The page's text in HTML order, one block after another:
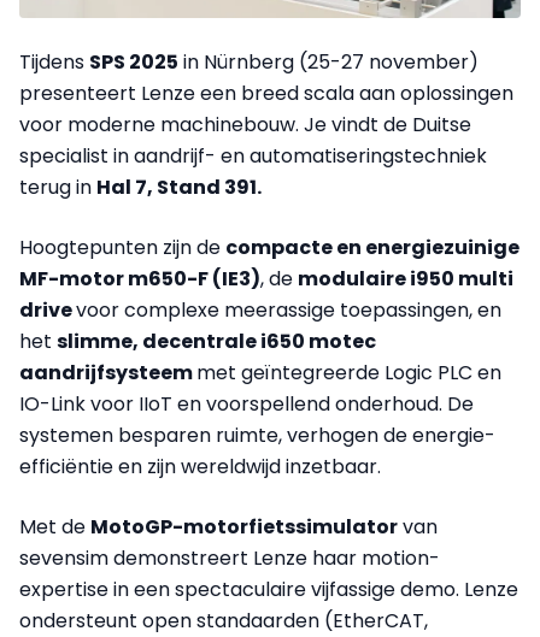
Tijdens SPS 2025 in Nürnberg (25-27 november)
presenteert Lenze een breed scala aan oplossingen
voor moderne machinebouw. Je vindt de Duitse
specialist in aandrijf- en automatiseringstechniek
terug in Hal 7, Stand 391.
Hoogtepunten zijn de compacte en energiezuinige
MF-motor m650-F (IE3), de modulaire i950 multi
drivevoor complexe meerassige toepassingen, en
het slimme, decentrale i650 motec
aandrijfsysteemmet geïntegreerde Logic PLC en
IO-Link voor IIoT en voorspellend onderhoud. De
systemen besparen ruimte, verhogen de energie-
efficiëntie en zijn wereldwijd inzetbaar.
Met de MotoGP-motorfietssimulatorvan
sevensim demonstreert Lenze haar motion-
expertise in een spectaculaire vijfassige demo. Lenze
ondersteunt open standaarden (EtherCAT,